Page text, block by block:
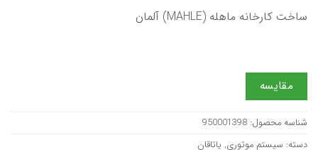
ساخت کارخانه ماهله (MAHLE) آلمان
مقایسه
شناسه محصول: 950001398
دسته: سیستم موتوری, یاتاقان